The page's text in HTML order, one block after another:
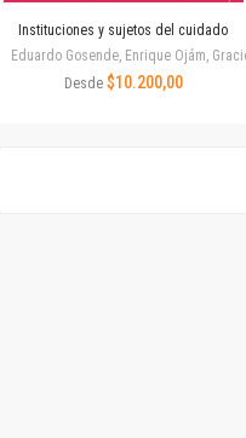
Intersecciones
Instituciones y sujetos del cuidado
Eduardo Gosende, Enrique Ojám,
Desde $10.200,00